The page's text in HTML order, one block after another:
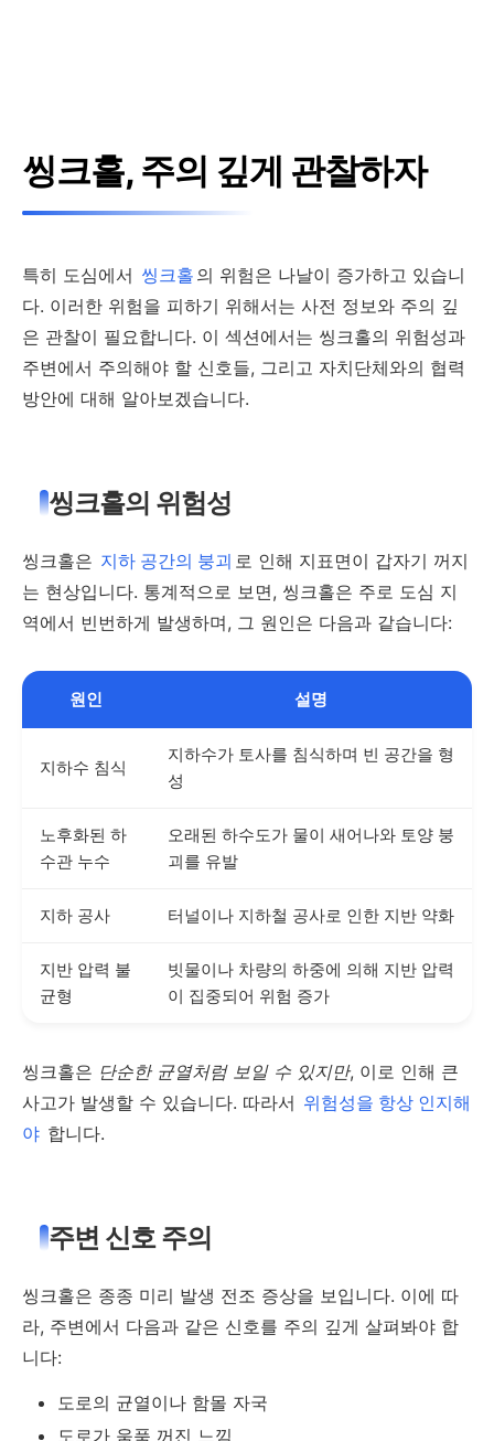
씽크홀, 주의 깊게 관찰하자
특히 도심에서 씽크홀 의 위험은 나날이 증가하고 있습니
다. 이러한 위험을 피하기 위해서는 사전 정보와 주의 깊
은 관찰이 필요합니다. 이 섹션에서는 씽크홀의 위험성과
주변에서 주의해야 할 신호들, 그리고 자치단체와의 협력
방안에 대해 알아보겠습니다.
씽크홀의 위험성
씽크홀은 지하 공간의 붕괴 로 인해 지표면이 갑자기 꺼지
는 현상입니다. 통계적으로 보면, 씽크홀은 주로 도심 지
역에서 빈번하게 발생하며, 그 원인은 다음과 같습니다:
원인 설명
지하수 침식
지하수가 토사를 침식하며 빈 공간을 형
성
노후화된 하
수관 누수
오래된 하수도가 물이 새어나와 토양 붕
괴를 유발
지하 공사 터널이나 지하철 공사로 인한 지반 약화
지반 압력 불
균형
빗물이나 차량의 하중에 의해 지반 압력
이 집중되어 위험 증가
씽크홀은 단순한 균열처럼 보일 수 있지만, 이로 인해 큰
사고가 발생할 수 있습니다. 따라서 위험성을 항상 인지해
야 합니다.
주변 신호 주의
씽크홀은 종종 미리 발생 전조 증상을 보입니다. 이에 따
라, 주변에서 다음과 같은 신호를 주의 깊게 살펴봐야 합
니다:
도로의 균열이나 함몰 자국
도로가 움푹 꺼진 느낌